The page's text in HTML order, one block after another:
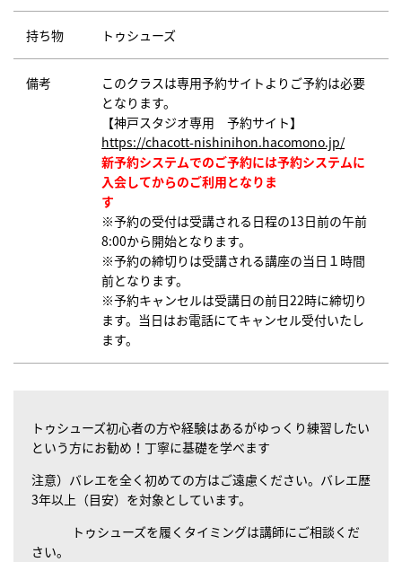
持ち物 トゥシューズ
備考
このクラスは専用予約サイトよりご予約は必要
となります。
【神戸スタジオ専用 予約サイト】
https://chacott-nishinihon.hacomono.jp/
新予約システムでのご予約には予約システムに
入会してからのご利用となりま
す
※予約の受付は受講される日程の13日前の午前
8:00から開始となります。
※予約の締切りは受講される講座の当日１時間
前となります。
※予約キャンセルは受講日の前日22時に締切り
ます。当日はお電話にてキャンセル受付いたし
ます。
トゥシューズ初心者の方や経験はあるがゆっくり練習したい
という方にお勧め！丁寧に基礎を学べます
注意）バレエを全く初めての方はご遠慮ください。バレエ歴
3年以上（目安）を対象としています。
トゥシューズを履くタイミングは講師にご相談くだ
さい。